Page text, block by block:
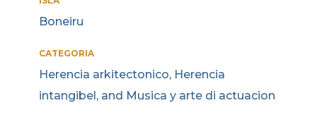
Boneiru
CATEGORIA
Herencia arkitectonico, Herencia
intangibel, and Musica y arte di actuacion